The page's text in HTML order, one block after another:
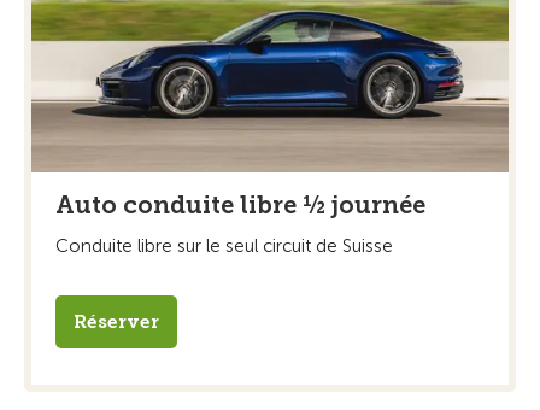
Auto conduite libre ½ journée
Conduite libre sur le seul circuit de Suisse
Réserver